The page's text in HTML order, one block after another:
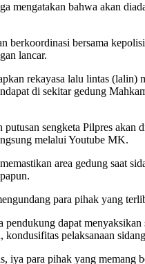
mengatakan bahwa akan
berkoordinasi bersama
lancar.
rekayasa lalu lintas (lalin)
di sekitar gedung
putusan sengketa Pilpres
melalui Youtube MK.
area gedung saat
para pihak yang
pendukung dapat
kondusifitas pelaksanaan
iya para pihak yang memang